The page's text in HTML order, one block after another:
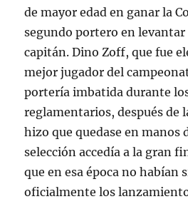
de mayor edad en ganar la
segundo portero en
capitán. Dino Zoff, que fue
mejor jugador del
portería imbatida durante
reglamentarios, después de
hizo que quedase en manos
selección accedía a la gran
que en esa época no habían
oficialmente los